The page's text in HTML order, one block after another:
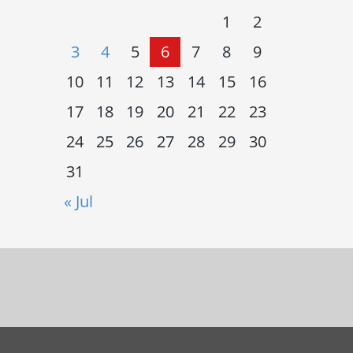
« Jul
1
2
3
4 5 6 7 8
9
10
11 12 13 14 15
16
17
18 19 20 21 22
23
24
25 26 27 28 29
30
31